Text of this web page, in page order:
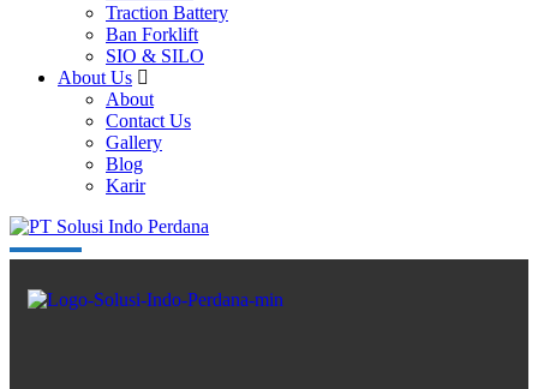
Traction Battery
Ban Forklift
SIO & SILO
About Us
About
Contact Us
Gallery
Blog
Karir